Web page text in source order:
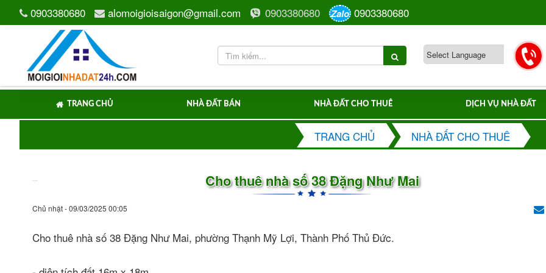
0903380680 alomoigioisaigon@gmail.com 0903380680 Zalo 0903380680
TRANG CHỦ NHÀ ĐẤT BÁN NHÀ ĐẤT CHO THUÊ DỊCH VỤ NHÀ ĐẤT
TRANG CHỦ NHÀ ĐẤT CHO THUÊ
Cho thuê nhà số 38 Đặng Như Mai
Chủ nhật - 09/03/2025 00:05
Cho thuê nhà số 38 Đặng Như Mai, phường Thạnh Mỹ Lợi, Thành Phố Thủ Đức.